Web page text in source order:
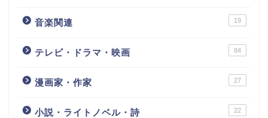
音楽関連 19
テレビ・ドラマ・映画 84
漫画家・作家 27
小説・ライトノベル・詩 22